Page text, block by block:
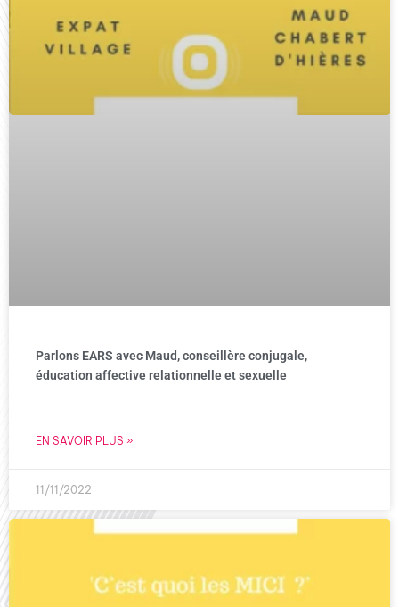
Parlons EARS avec Maud, conseillère conjugale,
éducation affective relationnelle et sexuelle
EN SAVOIR PLUS »
11/11/2022